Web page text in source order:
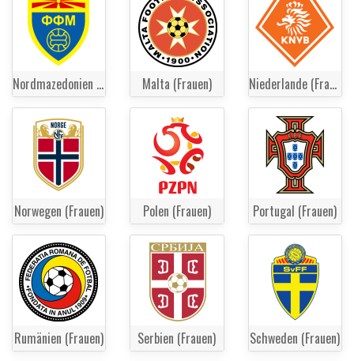
Nordmazedonien (Frauen) Malta (Frauen) Niederlande (Frauen)
Norwegen (Frauen) Polen (Frauen) Portugal (Frauen)
Rumänien (Frauen) Serbien (Frauen) Schweden (Frauen)